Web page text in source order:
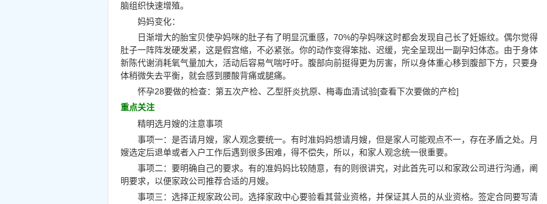
脑组织快速增殖。
妈妈变化：
日渐增大的胎宝贝使孕妈咪的肚子有了明显沉重感，70%的孕妈咪这时都会发现自己长了妊娠纹。偶尔觉得
肚子一阵阵发硬发紧，这是假宫缩，不必紧张。你的动作变得笨拙、迟缓，完全呈现出一副孕妇体态。由于身体
新陈代谢消耗氧气量加大，活动后容易气喘吁吁。腹部向前挺得更为厉害，所以身体重心移到腹部下方，只要身
体稍微失去平衡，就会感到腰酸背痛或腿痛。
怀孕28要做的检查：第五次产检、乙型肝炎抗原、梅毒血清试验[查看下次要做的产检]
重点关注
精明选月嫂的注意事项
事项一：是否请月嫂，家人观念要统一。有时准妈妈想请月嫂，但是家人可能观点不一，存在矛盾之处。月
嫂选定后退单或者入户工作后遇到很多困难，得不偿失，所以，和家人观念统一很重要。
事项二：要明确自己的要求。有的准妈妈比较随意，有的则很讲究，对此首先可以和家政公司进行沟通，阐
明要求，以便家政公司推荐合适的月嫂。
事项三：选择正规家政公司。选择家政中心要验看其营业资格，并保证其人员的从业资格。签定合同要写清